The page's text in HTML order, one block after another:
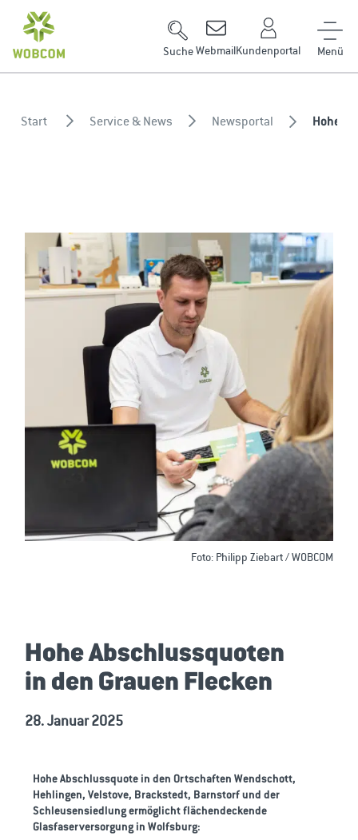
Zum Inhalt springen
SucheWebmailKundenportal
Start Service & News Newsportal Hohe
Hohe Abschlussquoten
in den Grauen Flecken
28. Januar 2025
Hohe Abschlussquote in den Ortschaften Wendschott,
Hehlingen, Velstove, Brackstedt, Barnstorf und der
Schleusensiedlung ermöglicht flächendeckende
Glasfaserversorgung in Wolfsburg:
Foto: Philipp Ziebart / WOBCOM